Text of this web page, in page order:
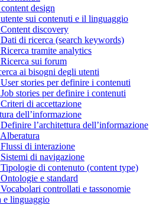
design
sui contenuti e il linguaggio
discovery
di ricerca (search keywords)
tramite analytics
sui forum
ai bisogni degli utenti
stories per definire i contenuti
stories per definire i contenuti
di accettazione
dell’informazione
l’architettura dell’informazione
di interazione
di navigazione
di contenuto (content type)
e standard
controllati e tassonomie
e linguaggio